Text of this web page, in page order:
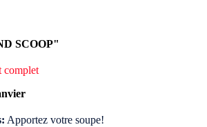
SCOOP"
complet
Apportez votre soupe!